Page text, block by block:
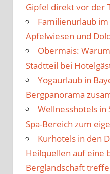
Gipfel direkt vor der
Familienurlaub im
Apfelwiesen und
Obermais:
Stadtteil bei
Yogaurlaub in
Bergpanorama
Wellnesshotels
Spa-Bereich zum
Kurhotels in den
Heilquellen auf eine
Berglandschaft